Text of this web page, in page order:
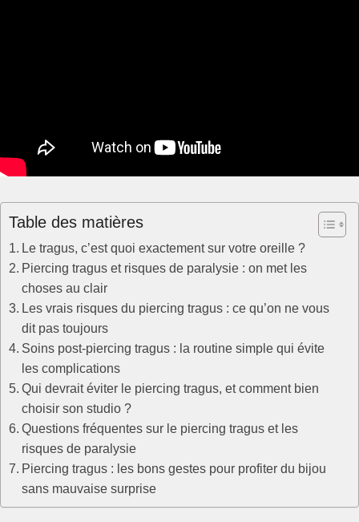
Table des matières
Le tragus, c’est quoi exactement sur votre oreille ?
Piercing tragus et risques de paralysie : on met les
choses au clair
Les vrais risques du piercing tragus : ce qu’on ne vous
dit pas toujours
Soins post-piercing tragus : la routine simple qui évite
les complications
Qui devrait éviter le piercing tragus, et comment bien
choisir son studio ?
Questions fréquentes sur le piercing tragus et les
risques de paralysie
Piercing tragus : les bons gestes pour profiter du bijou
sans mauvaise surprise